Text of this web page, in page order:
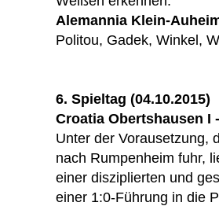
Alemannia Klein-
Politou, Gadek, Winkel,
6. Spieltag (04.10.2015)
Croatia Obertshausen I
Unter der Vorausetzung,
nach Rumpenheim fuhr,
einer disziplierten und
einer 1:0-Führung in die